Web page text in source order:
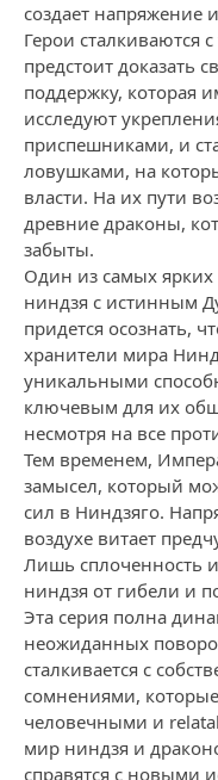
создает напряжение
Герои сталкиваются
предстоит доказать
поддержку, которая
исследуют
приспешниками, и
ловушками, на
власти. На их пути
древние драконы,
забыты.
Один из самых ярких
ниндзя с истинным
придется осознать,
хранители мира
уникальными
ключевым для их
несмотря на все
Тем временем,
замысел, который
сил в Ниндзяго.
воздухе витает
Лишь сплоченность
ниндзя от гибели и
Эта серия полна
неожиданных
сталкивается с
сомнениями,
человечными и
мир ниндзя и
справятся с новыми